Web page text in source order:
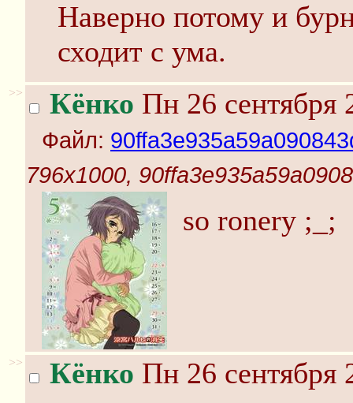
Наверно потому и
сходит с ума.
>> Кёнко Пн 26 сентября
Файл:
796x1000,
so ronery ;_;
>> Кёнко Пн 26 сентября